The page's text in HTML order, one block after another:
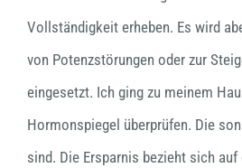
Vollständigkeit erheben. Es wird
von Potenzstörungen oder zur
eingesetzt. Ich ging zu meinem
Hormonspiegel überprüfen. Die
sind. Die Ersparnis bezieht sich